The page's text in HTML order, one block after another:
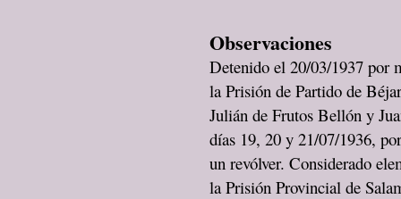
Observaciones
Detenido el 20/03/1937 por
la Prisión de Partido de
Julián de Frutos Bellón y
días 19, 20 y 21/07/1936,
un revólver. Considerado
la Prisión Provincial de